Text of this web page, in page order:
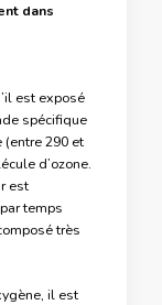
dans
est exposé
spécifique
(entre 290 et
d’ozone.
est
temps
très
il est